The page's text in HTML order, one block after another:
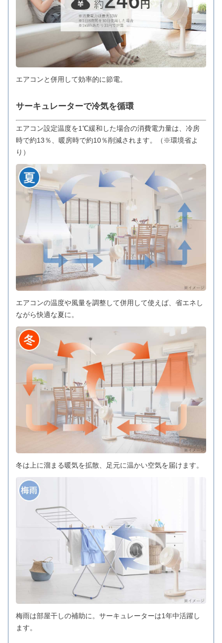
エアコンと併用して効率的に節電。
サーキュレーターで冷気を循環
エアコン設定温度を1℃緩和した場合の消費電力量は、冷房
時で約13％、暖房時で約10％削減されます。（※環境省よ
り）
エアコンの温度や風量を調整して併用して使えば、省エネし
ながら快適な夏に。
冬は上に溜まる暖気を拡散、足元に温かい空気を届けます。
梅雨は部屋干しの補助に。サーキュレーターは1年中活躍し
ます。